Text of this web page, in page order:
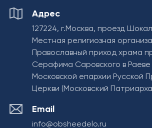
Адрес
127224, г.Москва, проезд
Местная религиозная
Православный приход храма
Серафима Саровского в Раеве
Московской епархии Русской
Церкви (Московский
Email
info@obsheedelo.ru